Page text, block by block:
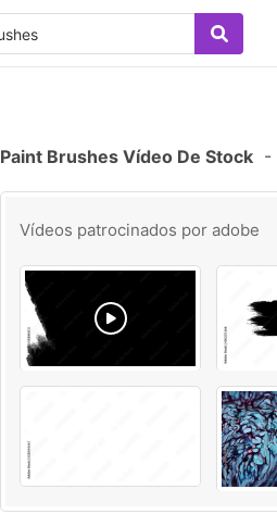
Paint Brushes Vídeo De Stock -
Vídeos patrocinados por adobe